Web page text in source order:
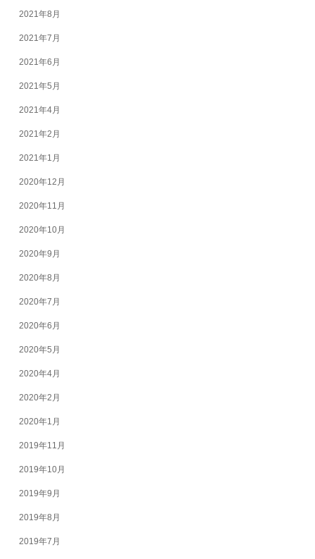
2021年8月
2021年7月
2021年6月
2021年5月
2021年4月
2021年2月
2021年1月
2020年12月
2020年11月
2020年10月
2020年9月
2020年8月
2020年7月
2020年6月
2020年5月
2020年4月
2020年2月
2020年1月
2019年11月
2019年10月
2019年9月
2019年8月
2019年7月